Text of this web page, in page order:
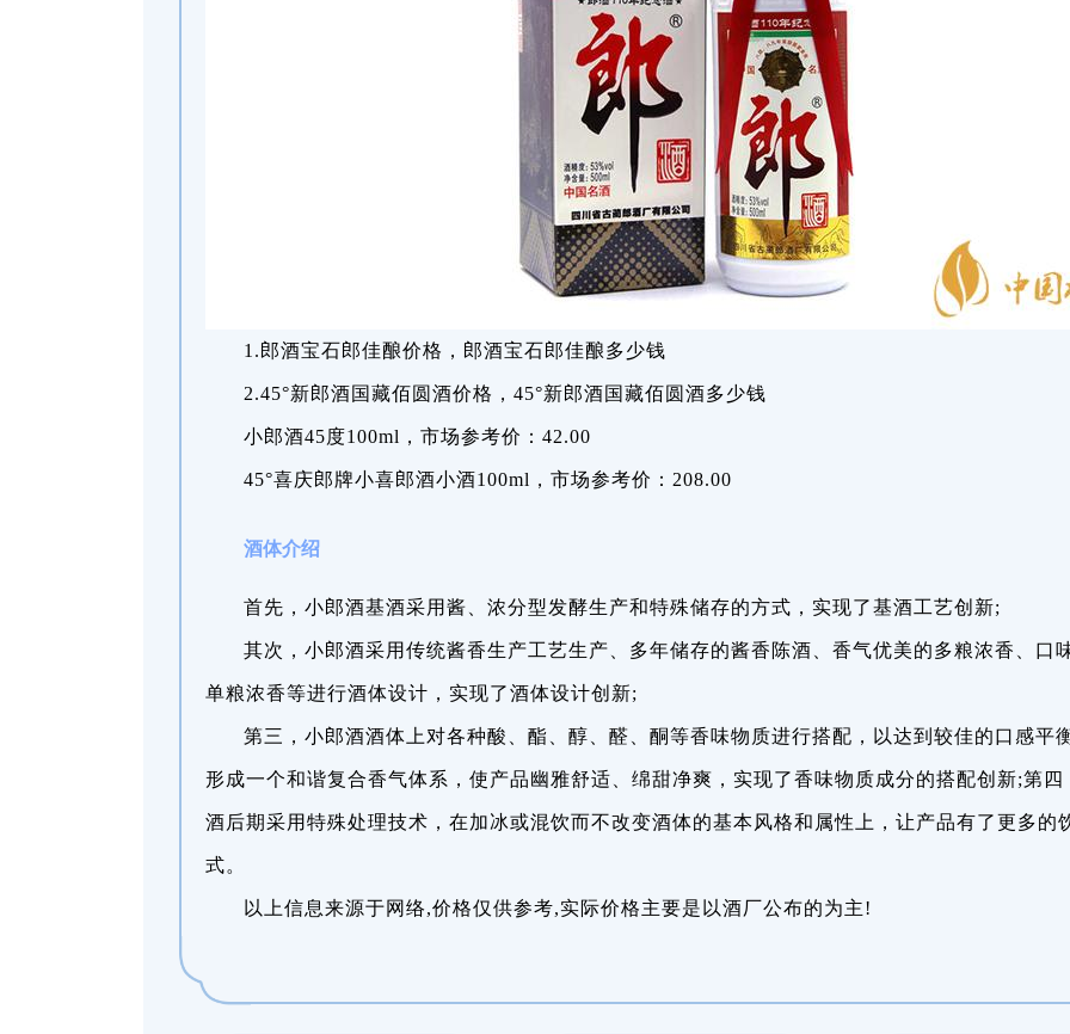
1.郎酒宝石郎佳酿价格，郎酒宝石郎佳酿多少钱
2.45°新郎酒国藏佰圆酒价格，45°新郎酒国藏佰圆酒多少钱
小郎酒45度100ml，市场参考价：42.00
45°喜庆郎牌小喜郎酒小酒100ml，市场参考价：208.00
酒体介绍
首先，小郎酒基酒采用酱、浓分型发酵生产和特殊储存的方式，实现了基酒工艺创新;
其次，小郎酒采用传统酱香生产工艺生产、多年储存的酱香陈酒、香气优美的多粮浓香、口
单粮浓香等进行酒体设计，实现了酒体设计创新;
第三，小郎酒酒体上对各种酸、酯、醇、醛、酮等香味物质进行搭配，以达到较佳的口感平
形成一个和谐复合香气体系，使产品幽雅舒适、绵甜净爽，实现了香味物质成分的搭配创新;第四
酒后期采用特殊处理技术，在加冰或混饮而不改变酒体的基本风格和属性上，让产品有了更多的
式。
以上信息来源于网络,价格仅供参考,实际价格主要是以酒厂公布的为主!